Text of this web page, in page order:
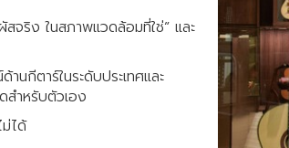
จริง ในสภาพแวดล้อมที่ใช่” และ
กีตาร์ในระดับประเทศและ
ำหรับตัวเอง
ได้